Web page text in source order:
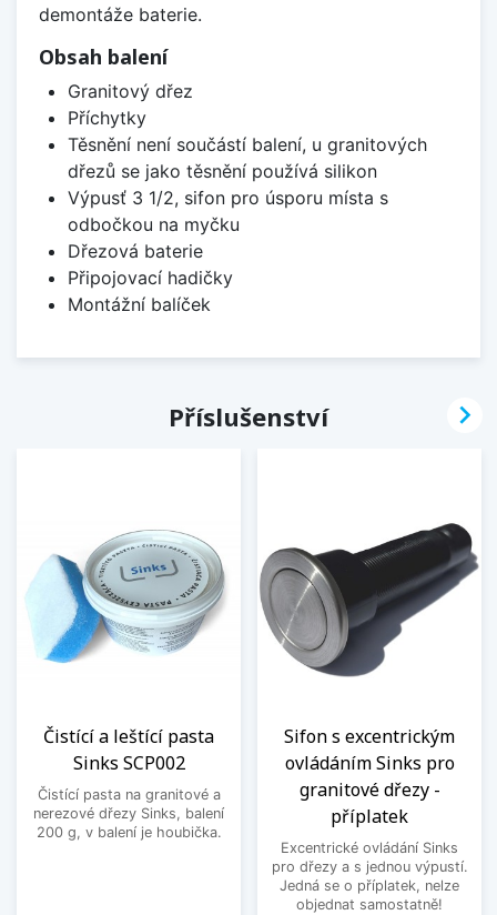
demontáže baterie.
Obsah balení
Granitový dřez
Příchytky
Těsnění není součástí balení, u granitových
dřezů se jako těsnění používá silikon
Výpusť 3 1/2, sifon pro úsporu místa s
odbočkou na myčku
Dřezová baterie
Připojovací hadičky
Montážní balíček
Příslušenství
Čistící a leštící pasta
Sinks SCP002
Čistící pasta na granitové a
nerezové dřezy Sinks, balení
200 g, v balení je houbička.
Sifon s excentrickým
ovládáním Sinks pro
granitové dřezy -
příplatek
Excentrické ovládání Sinks
pro dřezy a s jednou výpustí.
Jedná se o příplatek, nelze
objednat samostatně!
